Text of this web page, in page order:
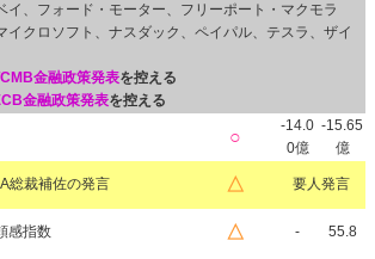
イ、フォード・モーター、フリーポート・マクモラ
イクロソフト、ナスダック、ペイパル、テスラ、ザイ
金融政策発表を控える
金融政策発表を控える
○
-14.0
0億
-15.65
億
総裁補佐の発言 △ 要人発言
感指数 △ - 55.8